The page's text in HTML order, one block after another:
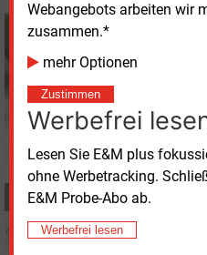
Webangebots arbeiten wir
zusammen.*
mehr Optionen
Zustimmen
Werbefrei
Lesen Sie E&M plus
ohne Werbetracking.
E&M Probe-Abo ab.
Werbefrei lesen